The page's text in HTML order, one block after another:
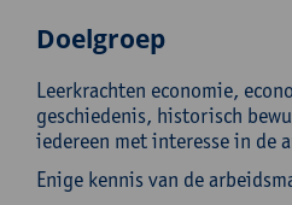
Doelgroep
Leerkrachten economie,
geschiedenis, historisch
iedereen met interesse in de
Enige kennis van de